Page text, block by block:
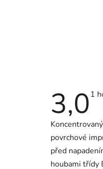
3,0
3,0
z
5
1
povrchové
před
houbami třídy